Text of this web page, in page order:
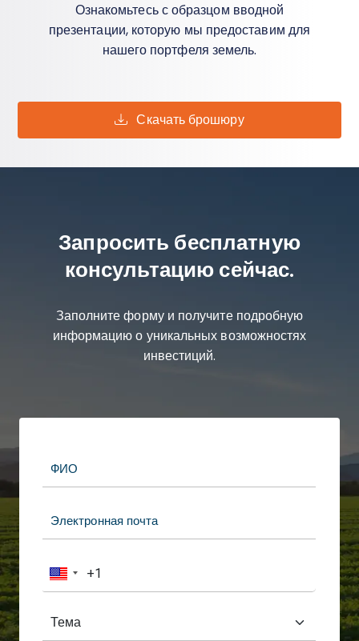
Ознакомьтесь с образцом вводной
презентации, которую мы предоставим для
нашего портфеля земель.
Скачать брошюру
Запросить бесплатную
консультацию сейчас.
Заполните форму и получите подробную
информацию о уникальных возможностях
инвестиций.